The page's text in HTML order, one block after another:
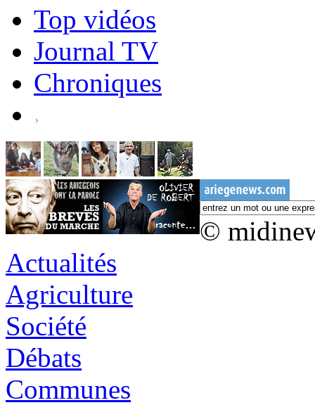
Top vidéos
Journal TV
Chroniques
©
Actualités
Agriculture
Société
Débats
Communes